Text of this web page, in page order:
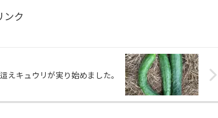
ンク
えキュウリが実り始めました。